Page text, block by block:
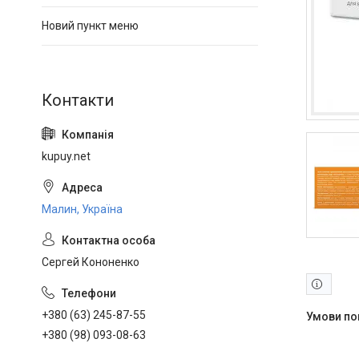
Новий пункт меню
kupuy.net
Малин, Україна
Сергей Кононенко
+380 (63) 245-87-55
+380 (98) 093-08-63